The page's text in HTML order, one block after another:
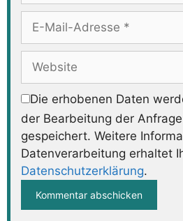
Mail-
Adresse
Die erhobenen Daten
der Bearbeitung der
gespeichert. Weitere
Datenverarbeitung erhaltet
Datenschutzerklärung.